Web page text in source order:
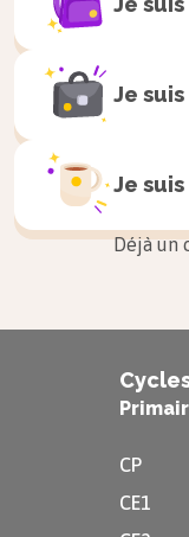
« Le désir est
dire l’effort par
persévérer
« Le bien
de Dieu ; et la
connaître Dieu.
Je suis
Je suis
Déjà un
CP
CE1